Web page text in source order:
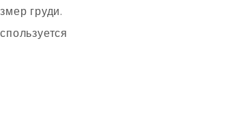
груди.